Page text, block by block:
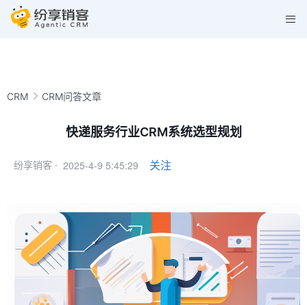
CRM CRM问答文章
快递服务行业CRM系统选型规划
纷享销客 · 2025-4-9 5:45:29 关注